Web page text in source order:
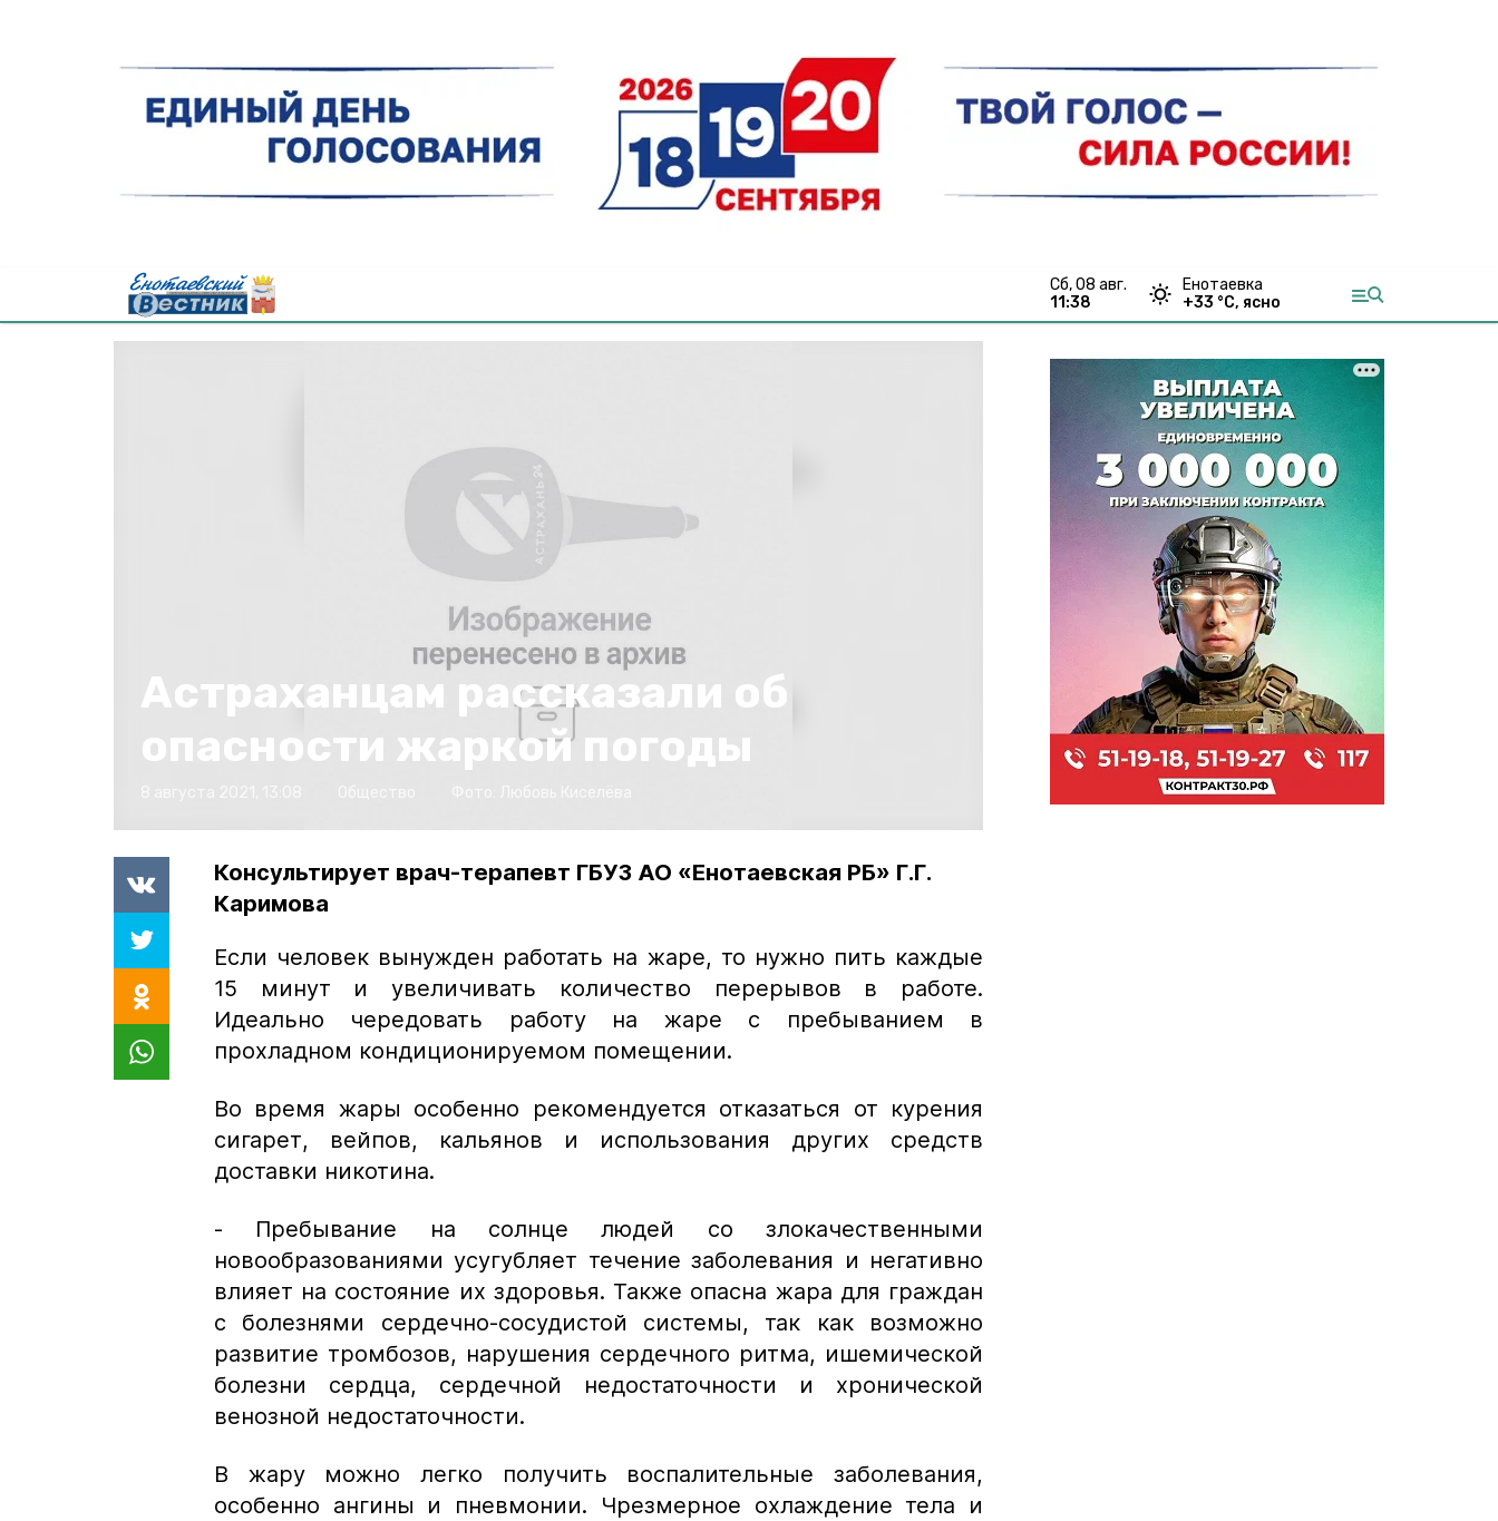
сб, 08 авг.
11:38
Енотаевка
+33 °С, ясно
Астраханцам рассказали об
опасности жаркой погоды
Консультирует врач-терапевт ГБУЗ АО «Енотаевская РБ» Г.Г.
Каримова
Если человек вынужден работать на жаре, то нужно пить каждые
15 минут и увеличивать количество перерывов в работе.
Идеально чередовать работу на жаре с пребыванием в
прохладном кондиционируемом помещении.
Во время жары особенно рекомендуется отказаться от курения
сигарет, вейпов, кальянов и использования других средств
доставки никотина.
- Пребывание на солнце людей со злокачественными
новообразованиями усугубляет течение заболевания и негативно
влияет на состояние их здоровья. Также опасна жара для граждан
с болезнями сердечно-сосудистой системы, так как возможно
развитие тромбозов, нарушения сердечного ритма, ишемической
болезни сердца, сердечной недостаточности и хронической
венозной недостаточности.
В жару можно легко получить воспалительные заболевания,
особенно ангины и пневмонии. Чрезмерное охлаждение тела и